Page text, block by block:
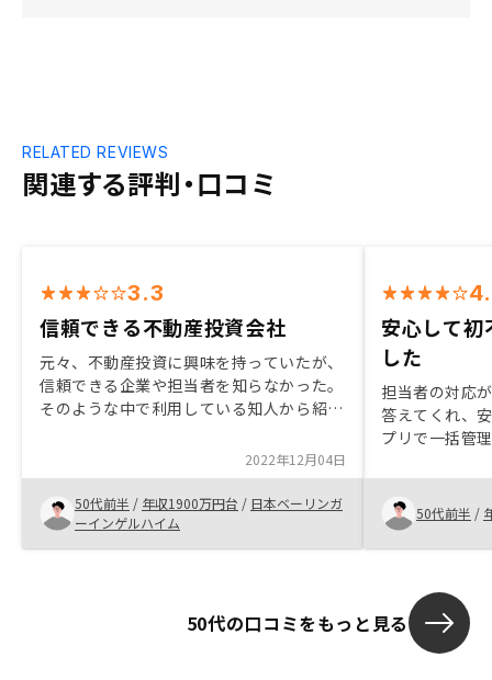
関連する評判・口コミ
RELATED REVIEWS
3.3
信頼できる不動産投資会社
元々、不動産投資に興味を持っていたが、
信頼できる企業や担当者を知らなかった。
そのような中で利用している知人から紹介
当者の方と話しをした際に不明なことに関
して丁寧に対応いただいたため自分で物件
が探せるような仕組み
2022年12月04日
50代前半 / 年収1900万円台 / 日本ベーリンガ
ーインゲルハイム
安心して初
した
担当者の対応
答えてくれ、
プリで一括管
点、その中で
グしている点
50代前半 /
50代の口コミをもっと見る